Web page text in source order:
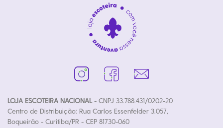
LOJA ESCOTEIRA NACIONAL- CNPJ 33.788.431/0202-20
Centro de Distribuição: Rua Carlos Essenfelder 3.057,
Boqueirão - Curitiba/PR - CEP 81730-060